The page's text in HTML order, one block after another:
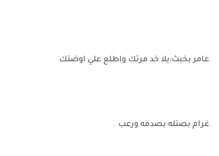
عامر بخبث:يلا خد مرتك واطلع علي اوضتك
غرام بصتله بصدمه ورعب